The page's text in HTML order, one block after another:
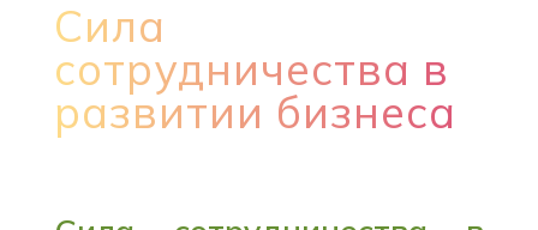
Сила
сотрудничества в
развитии бизнеса